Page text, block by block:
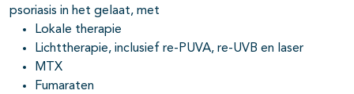
psoriasis in het gelaat, met
Lokale therapie
Lichttherapie, inclusief re-PUVA, re-UVB en laser
MTX
Fumaraten